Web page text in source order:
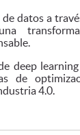
datos a
deep
de
4.0.